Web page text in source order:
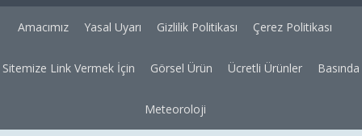
Amacımız Yasal Uyarı Gizlilik Politikası Çerez Politikası
Sitemize Link Vermek İçin Görsel Ürün Ücretli Ürünler Basında
Meteoroloji